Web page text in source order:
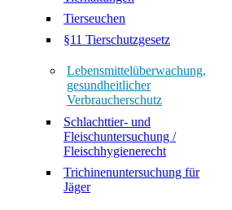
Tierseuchen
§11 Tierschutzgesetz
Lebensmittelüberwachung,
gesundheitlicher
Verbraucherschutz
Schlachttier- und
Fleischuntersuchung /
Fleischhygienerecht
Trichinenuntersuchung für
Jäger